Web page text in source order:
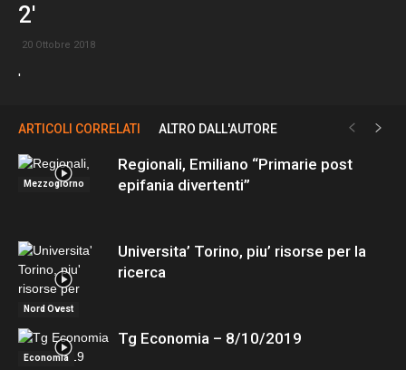
2′
20 Ottobre 2018
'
ARTICOLI CORRELATI ALTRO DALL'AUTORE
Mezzogiorno
Regionali, Emiliano “Primarie post
epifania divertenti”
Nord Ovest
Universita’ Torino, piu’ risorse per la
ricerca
Economia
Tg Economia – 8/10/2019